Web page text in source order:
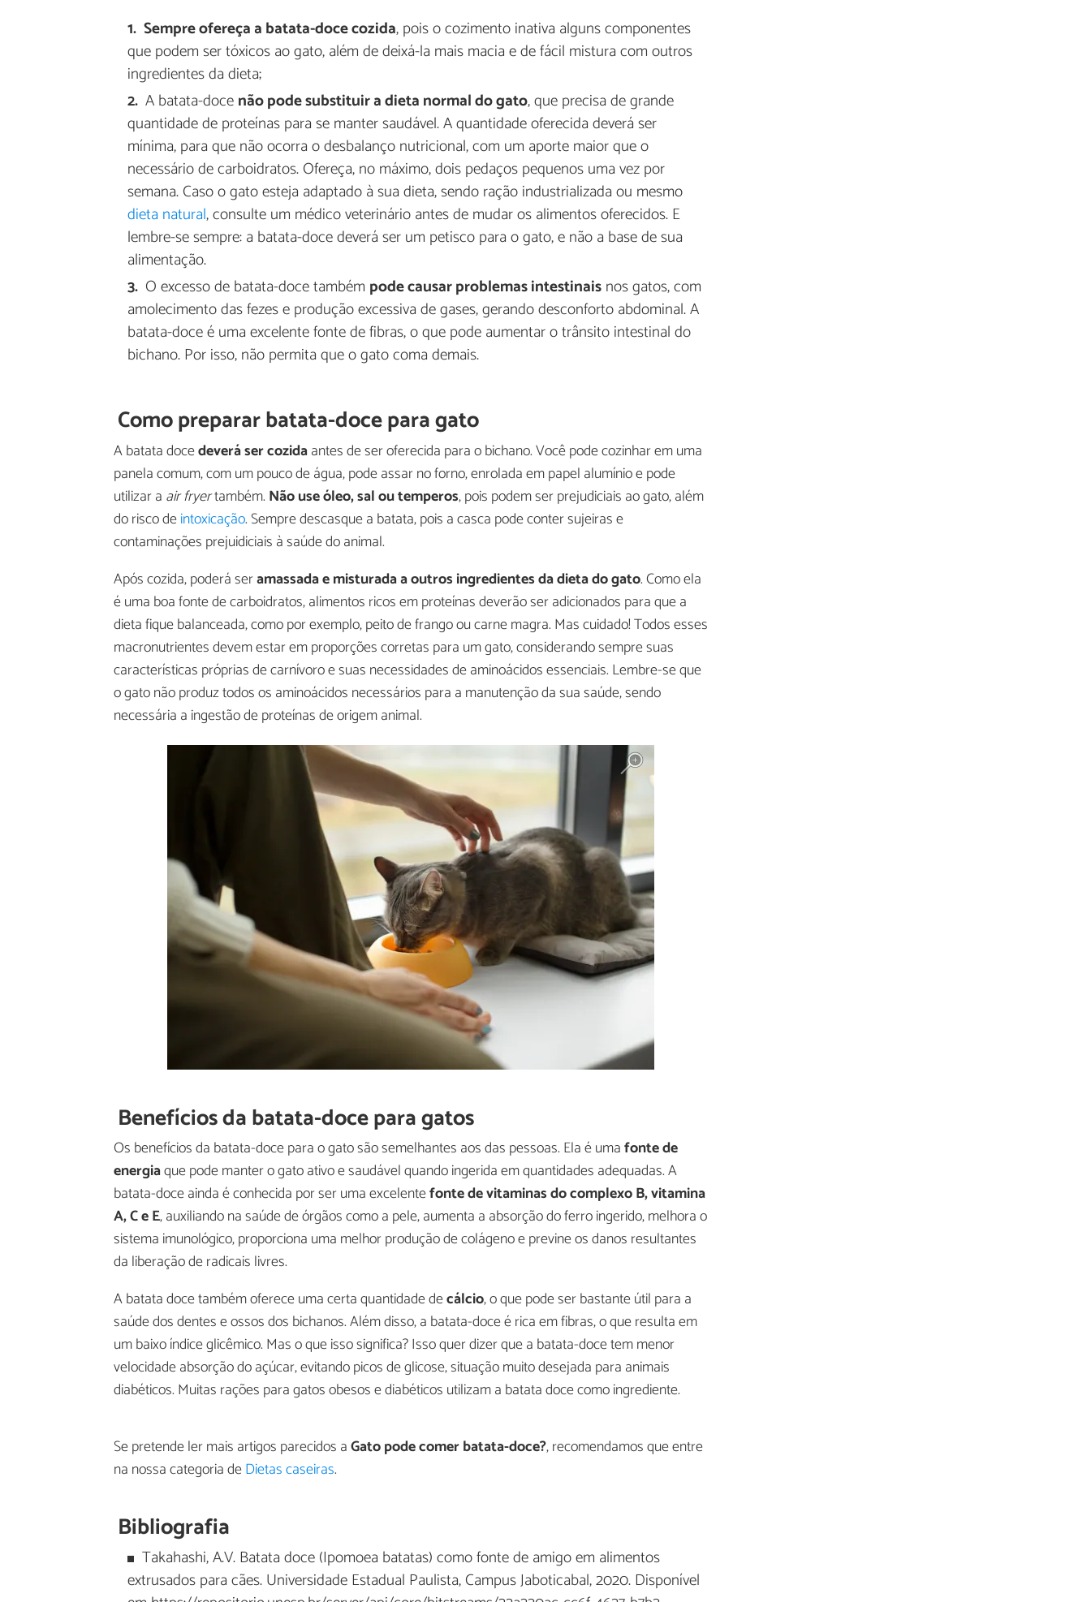
Sempre ofereça a batata-doce cozida, pois o cozimento inativa alguns componentes
que podem ser tóxicos ao gato, além de deixá-la mais macia e de fácil mistura com outros
ingredientes da dieta;
A batata-docenão pode substituir a dieta normal do gato, que precisa de grande
quantidade de proteínas para se manter saudável. A quantidade oferecida deverá ser
mínima, para que não ocorra o desbalanço nutricional, com um aporte maior que o
necessário de carboidratos. Ofereça, no máximo, dois pedaços pequenos uma vez por
semana. Caso o gato esteja adaptado à sua dieta, sendo ração industrializada ou mesmo
dieta natural, consulte um médico veterinário antes de mudar os alimentos oferecidos. E
lembre-se sempre: a batata-doce deverá ser um petisco para o gato, e não a base de sua
alimentação.
O excesso de batata-doce também pode causar problemas intestinaisnos gatos, com
amolecimento das fezes e produção excessiva de gases, gerando desconforto abdominal. A
batata-doce é uma excelente fonte de fibras, o que pode aumentar o trânsito intestinal do
bichano. Por isso, não permita que o gato coma demais.
Como preparar batata-doce para gato
A batata docedeverá ser cozidaantes de ser oferecida para o bichano. Você pode cozinhar em uma
panela comum, com um pouco de água, pode assar no forno, enrolada em papel alumínio e pode
utilizar a air fryertambém. Não use óleo, sal ou temperos, pois podem ser prejudiciais ao gato, além
do risco deintoxicação. Sempre descasque a batata, pois a casca pode conter sujeiras e
contaminações prejuidiciais à saúde do animal.
Após cozida, poderá seramassada e misturada a outros ingredientes da dieta do gato. Como ela
é uma boa fonte de carboidratos, alimentos ricos em proteínas deverão ser adicionados para que a
dieta fique balanceada, como por exemplo, peito de frango ou carne magra. Mas cuidado! Todos esses
macronutrientes devem estar em proporções corretas para um gato, considerando sempre suas
características próprias de carnívoro e suas necessidades de aminoácidos essenciais. Lembre-se que
o gato não produz todos os aminoácidos necessários para a manutenção da sua saúde, sendo
necessária a ingestão de proteínas de origem animal.
Benefícios da batata-doce para gatos
Os benefícios da batata-doce para o gato são semelhantes aos das pessoas. Ela é umafonte de
energiaque pode manter o gato ativo e saudável quando ingerida em quantidades adequadas. A
batata-doce ainda é conhecida por ser uma excelentefonte de vitaminas do complexo B, vitamina
A, C e E, auxiliando na saúde de órgãos como a pele, aumenta a absorção do ferro ingerido, melhora o
sistema imunológico, proporciona uma melhor produção de colágeno e previne os danos resultantes
da liberação de radicais livres.
A batata doce também oferece uma certa quantidade decálcio, o que pode ser bastante útil para a
saúde dos dentes e ossos dos bichanos. Além disso, a batata-doce é rica em fibras, o que resulta em
um baixo índice glicêmico. Mas o que isso significa? Isso quer dizer que a batata-doce tem menor
velocidade absorção do açúcar, evitando picos de glicose, situação muito desejada para animais
diabéticos. Muitas rações para gatos obesos e diabéticos utilizam a batata doce como ingrediente.
Se pretende ler mais artigos parecidos aGato pode comer batata-doce?, recomendamos que entre
na nossa categoria deDietas caseiras.
Bibliografia
Takahashi, A.V. Batata doce (Ipomoea batatas) como fonte de amigo em alimentos
extrusados para cães. Universidade Estadual Paulista, Campus Jaboticabal, 2020. Disponível